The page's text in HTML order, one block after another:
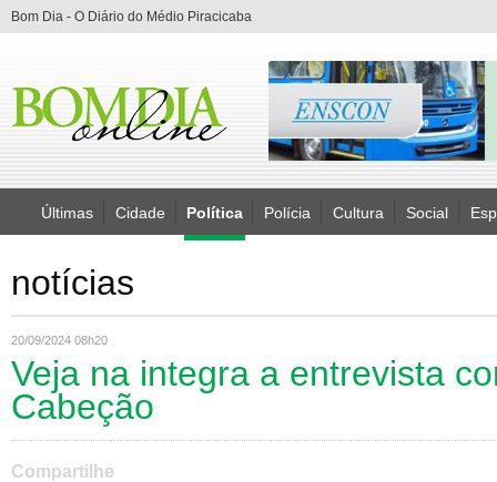
Bom Dia - O Diário do Médio Piracicaba
Últimas Cidade Política Polícia Cultura Social
notícias
20/09/2024 08h20
Veja na integra a entrevista
Cabeção
Compartilhe